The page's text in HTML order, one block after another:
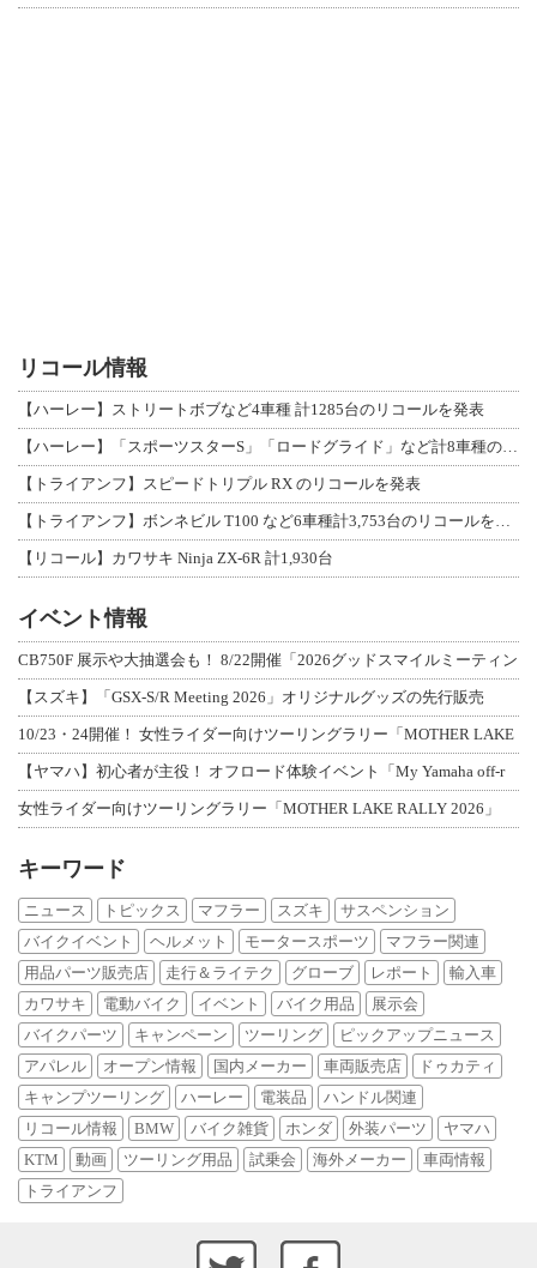
リコール情報
【ハーレー】ストリートボブなど4車種 計1285台のリコールを発表
【ハーレー】「スポーツスターS」「ロードグライド」など計8車種のリコールを発表
【トライアンフ】スピードトリプル RX のリコールを発表
【トライアンフ】ボンネビル T100 など6車種計3,753台のリコールを発表
【リコール】カワサキ Ninja ZX-6R 計1,930台
イベント情報
CB750F 展示や大抽選会も！ 8/22開催「2026グッドスマイルミーティン
【スズキ】「GSX-S/R Meeting 2026」オリジナルグッズの先行販売
10/23・24開催！ 女性ライダー向けツーリングラリー「MOTHER LAKE
【ヤマハ】初心者が主役！ オフロード体験イベント「My Yamaha off-r
女性ライダー向けツーリングラリー「MOTHER LAKE RALLY 2026」
キーワード
ニュース トピックス マフラー スズキ
サスペンション
バイクイベント
ヘルメット モータースポーツ
マフラー関連
用品パーツ販売店
走行＆ライテク グローブ レポート
輸入車
カワサキ
電動バイク イベント バイク用品
展示会
バイクパーツ
キャンペーン ツーリング
ピックアップニュース
アパレル
オープン情報 国内メーカー 車両販売店
ドゥカティ
キャンプツーリング
ハーレー 電装品
ハンドル関連
リコール情報
BMW バイク雑貨 ホンダ 外装パーツ
ヤマハ
KTM
動画 ツーリング用品 試乗会 海外メーカー
車両情報
トライアンフ